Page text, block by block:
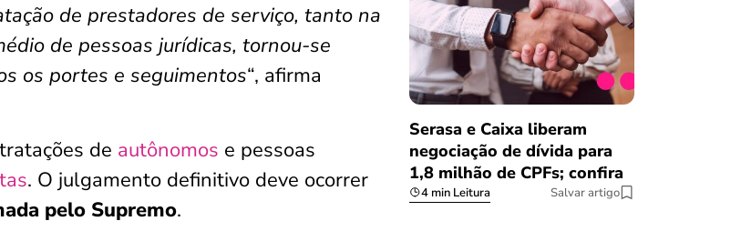
de prestadores de serviço, tanto na
de pessoas jurídicas, tornou-se
os portes e seguimentos“, afirma
de autônomos e pessoas
. O julgamento definitivo deve ocorrer
pelo Supremo.
Serasa e Caixa liberam
negociação de dívida para
1,8 milhão de CPFs; confira
4 min Leitura Salvar artigo